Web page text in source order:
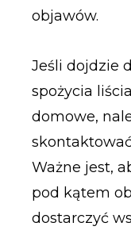
objawów.
Jeśli dojdzie
spożycia
domowe,
Ważne jest,
pod kątem
dostarczyć